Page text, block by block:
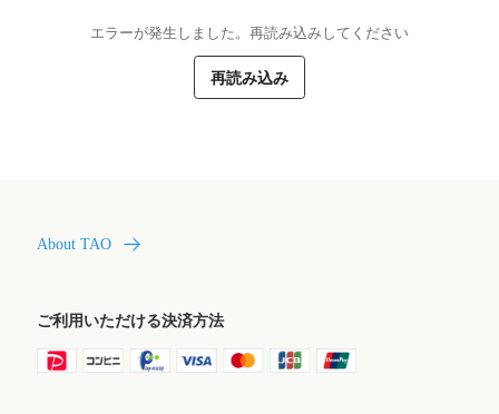
エラーが発生しました。再読み込みしてください
再読み込み
About TAO
ご利用いただける決済方法